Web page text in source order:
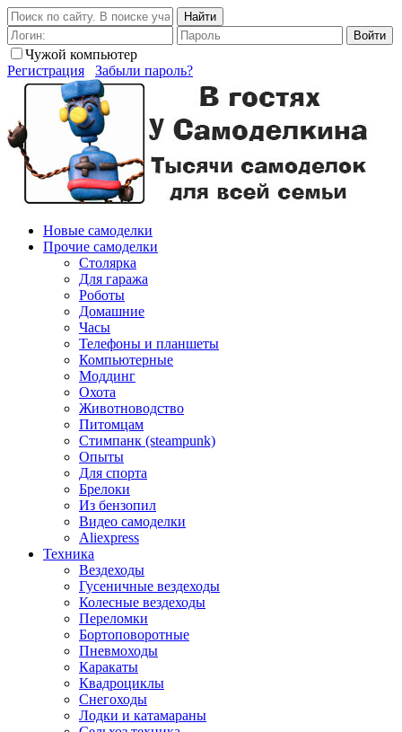
Найти
Войти
Чужой компьютер
Регистрация
Забыли пароль?
Новые самоделки
Прочие самоделки
Столярка
Для гаража
Роботы
Домашние
Часы
Телефоны и планшеты
Компьютерные
Моддинг
Охота
Животноводство
Питомцам
Стимпанк (steampunk)
Опыты
Для спорта
Брелоки
Из бензопил
Видео самоделки
Aliexpress
Техника
Вездеходы
Гусеничные вездеходы
Колесные вездеходы
Переломки
Бортоповоротные
Пневмоходы
Каракаты
Квадроциклы
Снегоходы
Лодки и катамараны